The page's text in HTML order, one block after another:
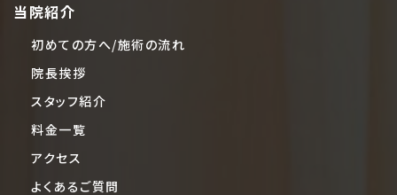
当院紹介
初めての方へ/施術の流れ
院長挨拶
スタッフ紹介
料金一覧
アクセス
よくあるご質問